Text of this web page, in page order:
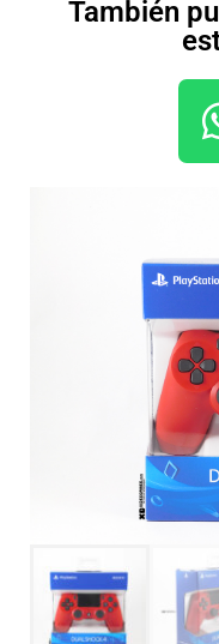
También